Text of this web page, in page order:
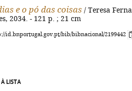
e o pó das coisas / Teresa
2034. - 121 p. ; 21 cm
id.bnportugal.gov.pt/bib/bibnacional/2199442
LISTA